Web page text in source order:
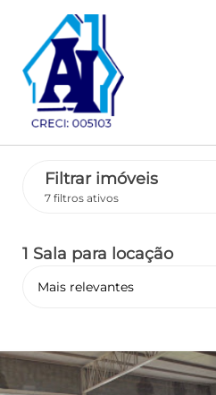
Filtrar imóveis
7 filtros ativos
1 Sala para locação
Mais relevantes